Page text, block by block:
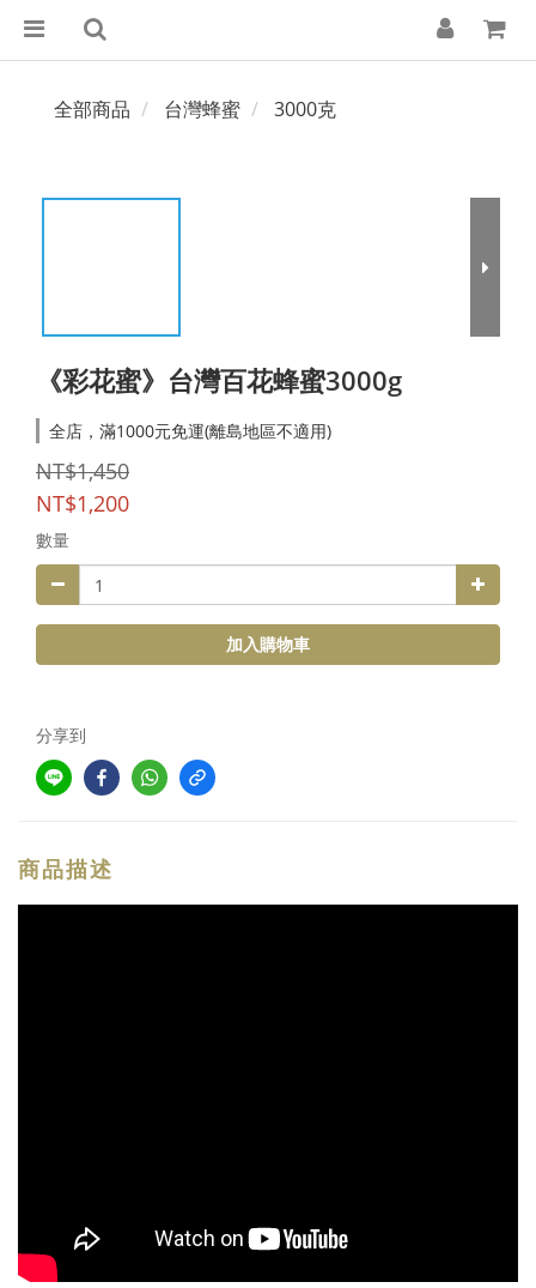
全部商品 台灣蜂蜜 3000克
《彩花蜜》台灣百花蜂蜜3000g
全店，滿1000元免運(離島地區不適用)
NT$1,450
NT$1,200
數量
加入購物車
分享到
商品描述